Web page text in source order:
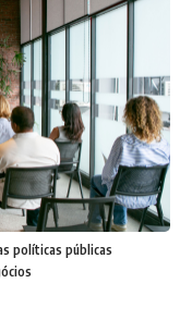
políticas públicas